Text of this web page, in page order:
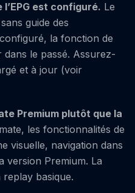
est configuré. Le
guide des
la fonction de
le passé. Assurez-
et à jour (voir
Premium plutôt que la
les fonctionnalités de
visuelle, navigation dans
version Premium. La
basique.